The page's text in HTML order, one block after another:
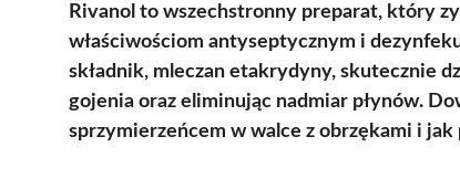
Rivanol to wszechstronny preparat, który
właściwościom antyseptycznym i
składnik, mleczan etakrydyny, skutecznie
gojenia oraz eliminując nadmiar płynów.
sprzymierzeńcem w walce z obrzękami i